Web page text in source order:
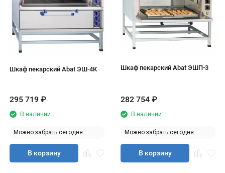
Шкаф пекарский Abat ЭШ-4К
295 719 ₽
В наличии
Можно забрать сегодня
В корзину
Шкаф пекарский Abat ЭШП-3
282 754 ₽
В наличии
Можно забрать сегодня
В корзину